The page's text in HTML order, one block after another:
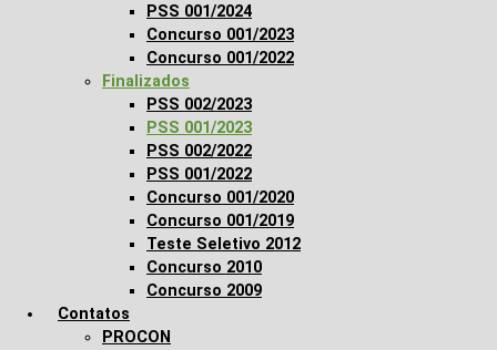
PSS 001/2024
Concurso 001/2023
Concurso 001/2022
Finalizados
PSS 002/2023
PSS 001/2023
PSS 002/2022
PSS 001/2022
Concurso 001/2020
Concurso 001/2019
Teste Seletivo 2012
Concurso 2010
Concurso 2009
Contatos
PROCON